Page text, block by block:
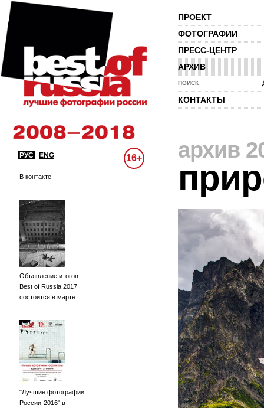
ПРОЕКТ
ФОТОГРАФИИ
ПРЕСС-ЦЕНТР
АРХИВ
ПОИСК
КОНТАКТЫ
РУС ENG 16+
В контакте
Объявление итогов
Best of Russia 2017
состоится в марте
"Лучшие фотографии
России-2016" в
архив